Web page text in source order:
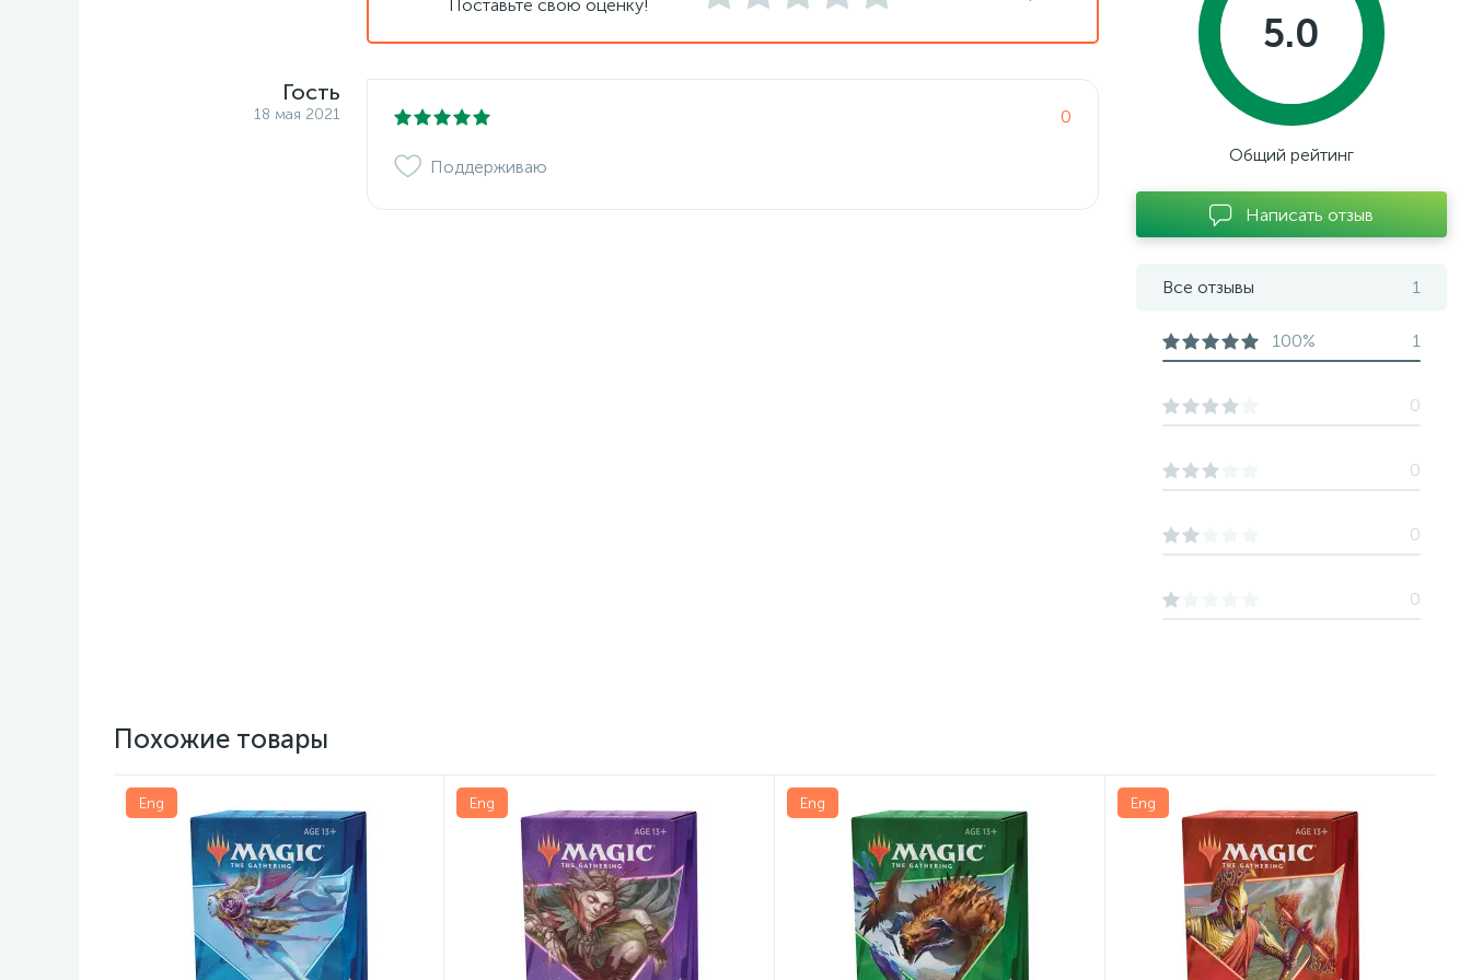
Поставьте свою оценку!
Гость
18 мая 2021 0
Поддерживаю
5.0
Общий рейтинг
Написать отзыв
Все отзывы 1
100% 1
0
0
0
0
Похожие товары
Eng Eng Eng Eng